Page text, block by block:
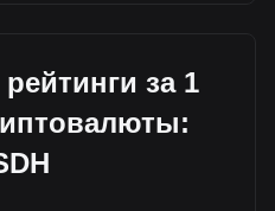
за 1